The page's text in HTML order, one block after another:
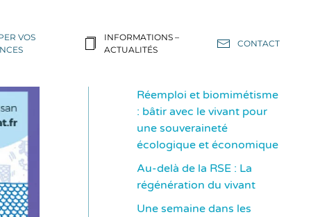
VOS
INFORMATIONS –
ACTUALITÉS
CONTACT
Réemploi et biomimétisme
: bâtir avec le vivant pour
une souveraineté
écologique et économique
Au-delà de la RSE : La
régénération du vivant
Une semaine dans les